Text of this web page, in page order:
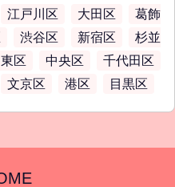
江戸川区 大田区
葛飾
渋谷区 新宿区
杉並
区 中央区
千代田区
文京区 港区 目黒区